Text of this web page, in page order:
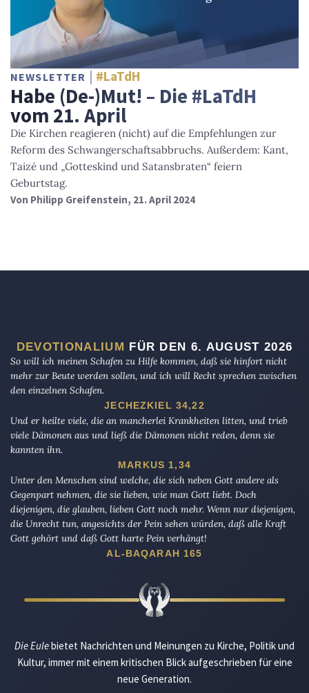
NEWSLETTER #LaTdH
Habe (De-)Mut! – Die #LaTdH
vom 21. April
Die Kirchen reagieren (nicht) auf die Empfehlungen zur
Reform des Schwangerschaftsabbruchs. Außerdem: Kant,
Taizé und „Gotteskind und Satansbraten“ feiern
Geburtstag.
Von Philipp Greifenstein, 21. April 2024
DEVOTIONALIUM FÜR DEN 6. AUGUST 2026
So will ich meinen Schafen zu Hilfe kommen, daß sie hinfort nicht
mehr zur Beute werden sollen, und ich will Recht sprechen zwischen
den einzelnen Schafen.
JECHEZKIEL 34,22
Und er heilte viele, die an mancherlei Krankheiten litten, und trieb
viele Dämonen aus und ließ die Dämonen nicht reden, denn sie
kannten ihn.
MARKUS 1,34
Unter den Menschen sind welche, die sich neben Gott andere als
Gegenpart nehmen, die sie lieben, wie man Gott liebt. Doch
diejenigen, die glauben, lieben Gott noch mehr. Wenn nur diejenigen,
die Unrecht tun, angesichts der Pein sehen würden, daß alle Kraft
Gott gehört und daß Gott harte Pein verhängt!
AL-BAQARAH 165
Die Eulebietet Nachrichten und Meinungen zu Kirche, Politik und
Kultur, immer mit einem kritischen Blick aufgeschrieben für eine
neue Generation.